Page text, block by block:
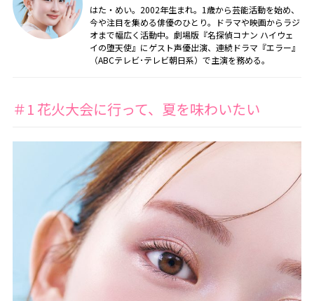
はた・めい。2002年生まれ。1歳から芸能活動を始め、
今や注目を集める俳優のひとり。ドラマや映画からラジ
オまで幅広く活動中。劇場版『名探偵コナン ハイウェ
イの堕天使』にゲスト声優出演、連続ドラマ『エラー』
（ABCテレビ･テレビ朝日系）で主演を務める。
＃1 花火大会に行って、夏を味わいたい